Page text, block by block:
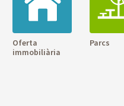
Oferta
immobiliària
Parcs